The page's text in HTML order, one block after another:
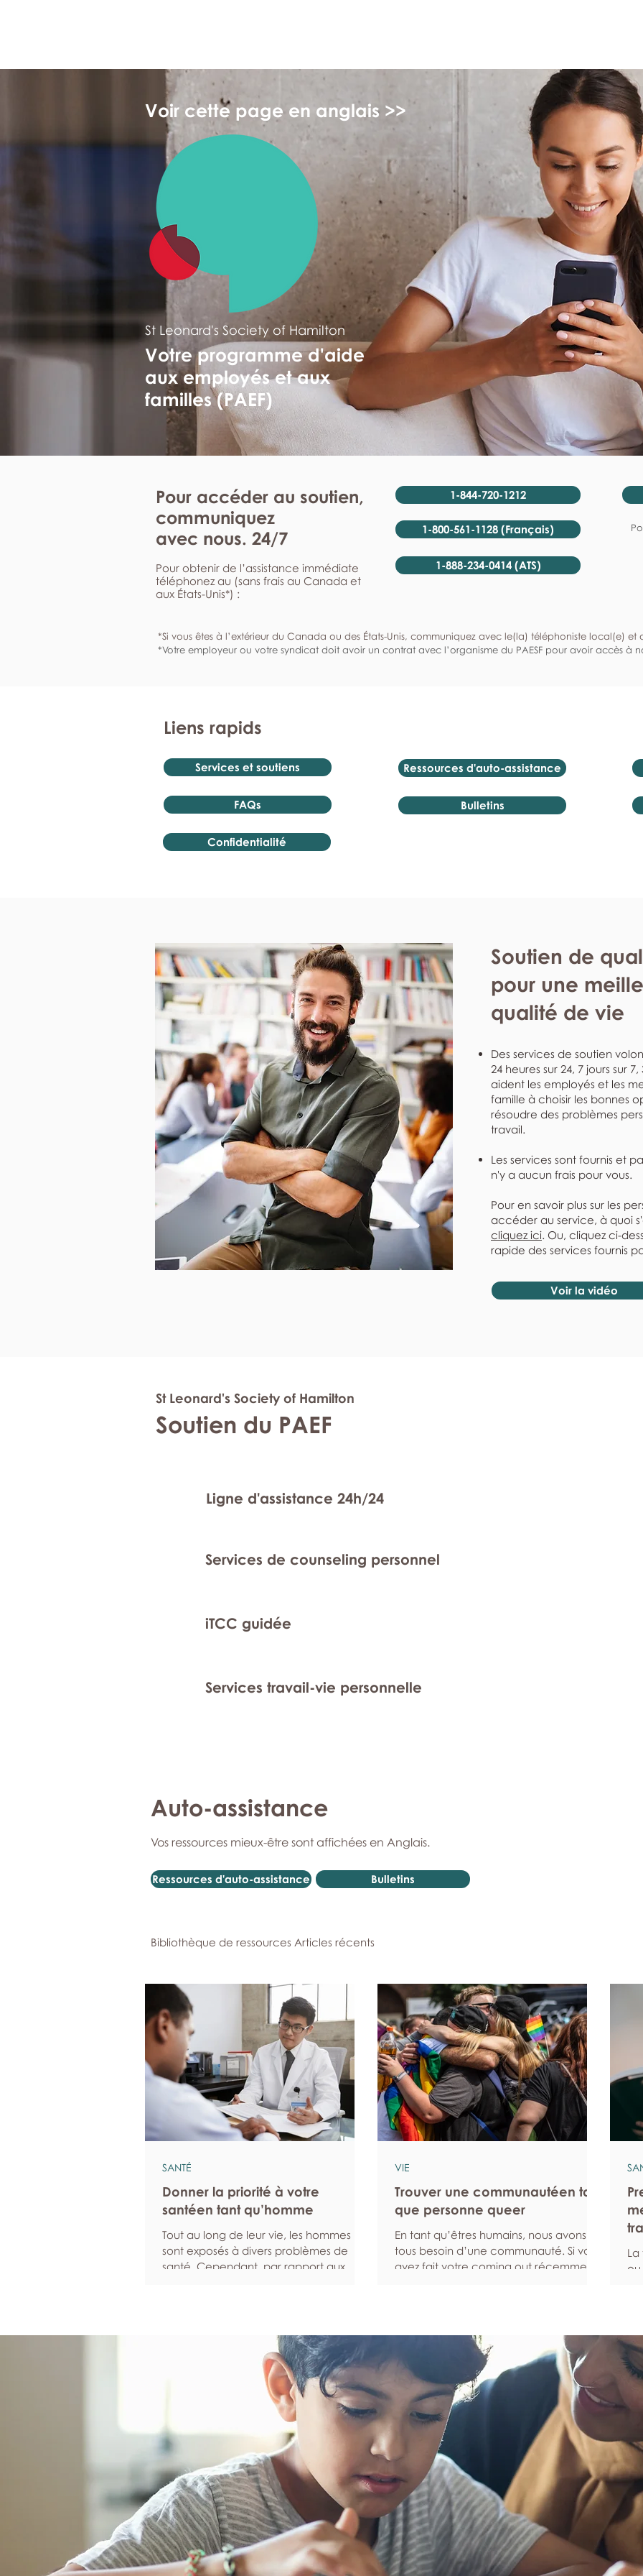
Voir cette page en anglais >>
St Leonard's Society of Hamilton
Votre programme d'aide
aux employés et aux
familles (PAEF)
Pour accéder au soutien,
communiquez
avec nous. 24/7
Pour obtenir de l’assistance immédiate
téléphonez au (sans frais au Canada et
aux États-Unis*) :
1-844-720-1212
1-800-561-1128 (Français)
1-888-234-0414 (ATS)
*Si vous êtes à l’extérieur du Canada ou des États-Unis, communiquez avec le(la) téléphoniste local(e) et
*Votre employeur ou votre syndicat doit avoir un contrat avec l’organisme du PAESF pour avoir accès à
Liens rapids
Services et soutiens
FAQs
Confidentialité
Ressources d'auto-assistance
Bulletins
Soutien de
pour une
qualité de vie
Des services de soutien
24 heures sur 24, 7 jours sur
aident les employés et les
famille à choisir les bonnes
résoudre des problèmes
travail.
Les services sont fournis et
n'y a aucun frais pour vous.
Pour en savoir plus sur les
accéder au service, à quoi
cliquez ici. Ou, cliquez ci-
rapide des services fournis par
Voir la vidéo
St Leonard's Society of Hamilton
Soutien du PAEF
Ligne d'assistance 24h/24
Services de counseling personnel
iTCC guidée
Services travail-vie personnelle
Auto-assistance
Vos ressources mieux-être sont affichées en Anglais.
Ressources d'auto-assistance Bulletins
Bibliothèque de ressources Articles récents
Donner la priorité à votre
santéen tant qu’homme
Tout au long de leur vie, les hommes
sont exposés à divers problèmes de
santé. Cependant, par rapport aux
pour inciter les hommes à donner la
priorité à leur santé et à leur bien-être.
Programmez des examens de
dépistage réguliers Les bilans et les
examens de dépistage permettent
d’identifier un éventuel problème de
santé
SANTÉ
Trouver une communautéen tant
que personne queer
En tant qu’êtres humains, nous avons
tous besoin d’une communauté. Si vous
avez fait votre coming out récemment,
vous aider à trouver la communauté
que vous cherchez. Recherchez une
communauté en ligne Les plateformes
numériques et les réseaux sociaux en
ligne peuvent vous aider à entrer en
relation avec des personnes qui sont s
VIE
La